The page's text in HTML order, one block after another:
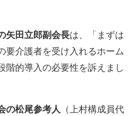
矢田立郎副会長は、「まずは
要介護者を受け入れるホーム
階的導入の必要性を訴えまし
の松尾参考人 （上村構成員代